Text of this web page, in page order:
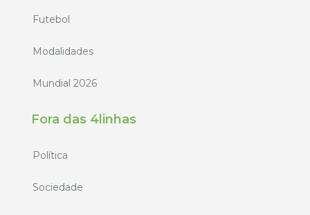
Futebol
Modalidades
Mundial 2026
Fora das 4linhas
Política
Sociedade